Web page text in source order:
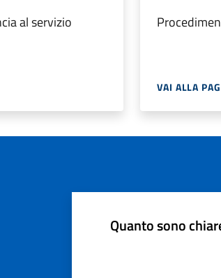
al servizio
VAI ALLA
Quanto sono